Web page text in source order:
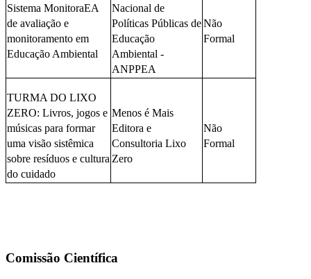
Sistema MonitoraEA
de avaliação e
monitoramento em
Educação Ambiental
Nacional de
Políticas Públicas de
Educação
Ambiental -
ANPPEA
Não
Formal
TURMA DO LIXO
ZERO: Livros, jogos e
músicas para formar
uma visão sistêmica
sobre resíduos e cultura
do cuidado
Menos é Mais
Editora e
Consultoria Lixo
Zero
Não
Formal
Comissão Científica